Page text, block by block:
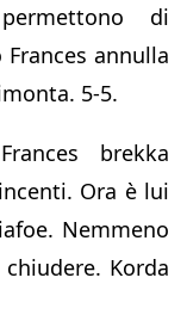
di
annulla
5-5.
brekka
Ora è lui
Nemmeno
Korda